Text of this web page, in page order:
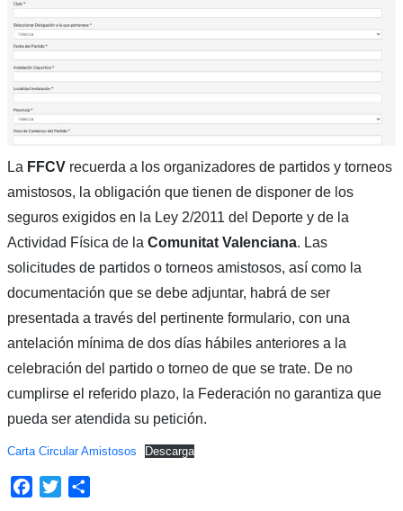
La FFCV recuerda a los organizadores de partidos y torneos
amistosos, la obligación que tienen de disponer de los
seguros exigidos en la Ley 2/2011 del Deporte y de la
Actividad Física de la Comunitat Valenciana. Las
solicitudes de partidos o torneos amistosos, así como la
documentación que se debe adjuntar, habrá de ser
presentada a través del pertinente formulario, con una
antelación mínima de dos días hábiles anteriores a la
celebración del partido o torneo de que se trate. De no
cumplirse el referido plazo, la Federación no garantiza que
pueda ser atendida su petición.
Carta Circular Amistosos Descarga
Facebook
Twitter